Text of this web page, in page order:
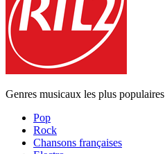
Genres musicaux les plus populaires
Pop
Rock
Chansons françaises